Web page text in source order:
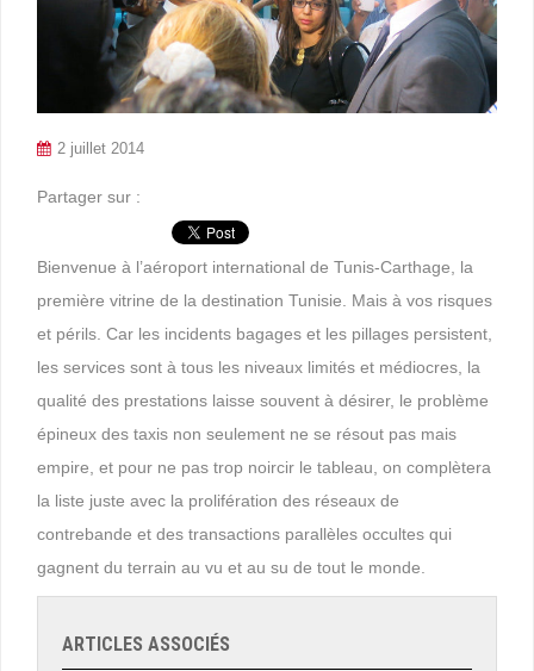
2 juillet 2014
Partager sur :
Bienvenue à l’aéroport international de Tunis-Carthage, la
première vitrine de la destination Tunisie. Mais à vos risques
et périls. Car les incidents bagages et les pillages persistent,
les services sont à tous les niveaux limités et médiocres, la
qualité des prestations laisse souvent à désirer, le problème
épineux des taxis non seulement ne se résout pas mais
empire, et pour ne pas trop noircir le tableau, on complètera
la liste juste avec la prolifération des réseaux de
contrebande et des transactions parallèles occultes qui
gagnent du terrain au vu et au su de tout le monde.
ARTICLES ASSOCIÉS